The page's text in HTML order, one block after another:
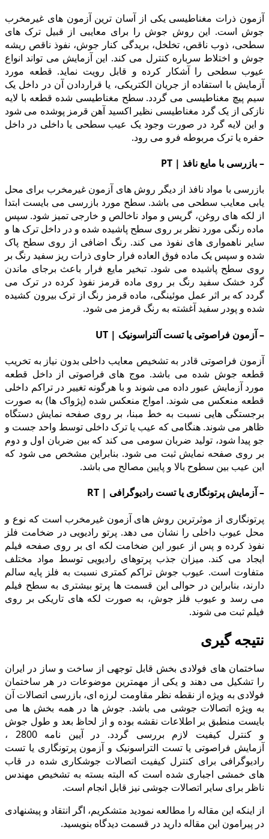
آزمون ذرات مغناطیسى یکى از آسان ترین آزمون های غیرمخرب
جوش است. این روش جوش را براى معایبى از قبیل ترک هاى
سطحى، ذوب ناقص، تخلخل، بریدگى کنار جوش، نفوذ ناقص ریشه
جوش و اختلاط سرباره کنترل می کند. این آزمایش می تواند انواع
عیوب سطحى را آشکار کرده و قابل رویت نماید. قطعه مورد
آزمایش با استفاده از جریان الکتریکى، یا قراردادن آن در داخل یک
سیم پیچ مغناطیسى می گردد. سطح مغناطیسى شده قطعه با لایه
نازکى از یک گرد مغناطیسى نظیر اکسید آهن قرمز پوشده می شود
و این لایه گرد در صورت وجود یک عیب سطحى یا داخلى در داخل
حفره یا ترک مربوطه فرو می رود.
– بازرسى با مایع نافذ | PT
بازرسى با مواد نافذ از دیگر روش های آزمون غیرمخرب براى محل
یابى معایب سطحى می باشد. سطح مورد بازرسى می بایست ابتدا
از لکه هاى روغن، گریس و مواد ناخالص و خارجى تمیز شود. سپس
ماده رنگى مورد نظر بر روى سطح پاشیده شده و در داخل ترک ها و
سایر ناهمواری هاى نفوذ می کند. رنگ اضافى از روى سطح پاک
شده و سپس یک ماده فوق العاده فرار حاوى ذرات ریز سفید رنگ بر
روى سطح پاشیده می شود. تبخیر مایع فرار باعث برجاى ماندن
گرد خشک سفید رنگ بر روى ماده قرمز نفوذ کرده در ترک می
گردد که بر اثر عمل موئینگى، ماده قرمز رنگ از ترک بیرون کشیده
شده و پودر سفید آغشته به رنگ قرمز می شود.
– آزمون فراصوتى یا تست آلتراسونیک | UT
آزمون فراصوتى قادر به تشخیص معایب داخلى بدون نیاز به تخریب
قطعه جوش شده می باشد. موج هاى فراصوتى از داخل قطعه
مورد آزمایش عبور داده می شوند و با هرگونه تغییر در تراکم داخلى
قطعه منعکس می شوند. امواج منعکس شده (پژواک ها) به صورت
برجستگى هایى نسبت به خط مبنا، بر روى صفحه نمایش دستگاه
ظاهر می شوند. هنگامى که عیب یا ترک داخلى توسط واحد جست و
جو پیدا شود، تولید ضربان سومی می کند که بین ضربان اول و دوم
بر روى صفحه نمایش ثبت می شود. بنابراین مشخص می شود که
این عیب بین سطوح بالا و پایین مصالح می باشد.
– آزمایش پرتونگاری یا تست رادیوگرافی | RT
پرتونگاری از موثرترین روش هاى آزمون غیرمخرب است که نوع و
محل عیوب داخلى را نشان می دهد. پرتو رادیویى در ضخامت فلز
نفوذ کرده و پس از عبور این ضخامت لکه اى بر روى صفحه فیلم
ایجاد می کند. میزان جذب پرتوهاى رادیویى توسط مواد مختلف
متفاوت است. عیوب جوش تراکم کمترى نسبت به فلز پایه سالم
دارند، بنابراین در حوالى این قسمت ها پرتو بیشترى به سطح فیلم
می رسد و عیوب فلز جوش، به صورت لکه هاى تاریکى بر روى
فیلم ثبت می شوند.
نتیجه گیرى
ساختمان هاى فولادى بخش قابل توجهى از ساخت و ساز در ایران
را تشکیل می دهند و یکی از مهمترین موضوعات در هر ساختمان
فولادى به ویژه از نقطه نظر مقاومت لرزه اى، بازرسی اتصالات آن
به ویژه اتصالات جوشی می باشد. جوش ها در همه بخش ها می
بایست منطبق بر اطلاعات نقشه بوده و از لحاظ بعد و طول جوش
و کنترل کیفیت لازم بررسى گردد. در آیین نامه 2800 ،
آزمایش فراصوتی یا تست التراسونیک و آزمون پرتونگاری یا تست
رادیوگرافى براى کنترل کیفیت اتصالات جوشکاری شده در قاب
هاى خمشى اجبارى شده است که البته بسته به تشخیص مهندس
ناظر برای سایر اتصالات جوشی نیز قابل انجام است.
از اینکه این مقاله را مطالعه نمودید متشکریم، اگر انتقاد و پیشنهادی
در پیرامون این مقاله دارید در قسمت دیدگاه بنویسید.